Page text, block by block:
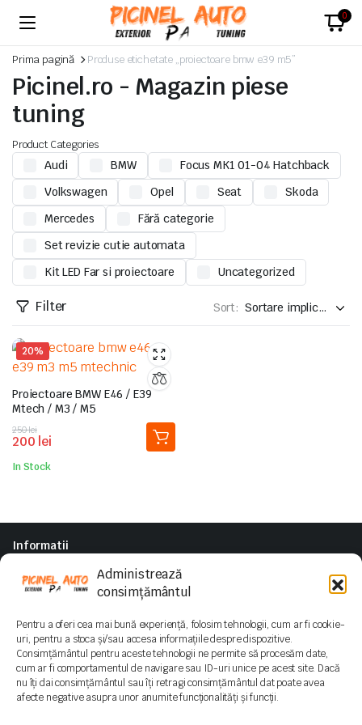
Administrează
consimțământul
Pentru a oferi cea mai bună experiență, folosim tehnologii, cum ar fi cookie-
uri, pentru a stoca și/sau accesa informațiile despre dispozitive.
Consimțământul pentru aceste tehnologii ne permite să procesăm date,
cum ar fi comportamentul de navigare sau ID-uri unice pe acest site. Dacă
nu îți dai consimțământul sau îți retragi consimțământul dat poate avea
afecte negative asupra unor anumite funcționalități și funcții.
0
Prima pagină Produse etichetate „proiectoare bmw e39 m5”
Picinel.ro - Magazin piese
tuning
Product Categories
Audi BMW
Focus MK1 01-04 Hatchback
Volkswagen
Opel Seat
Skoda
Mercedes
Fără categorie
Set revizie cutie automata
Kit LED Far si proiectoare
Uncategorized
Filter Sort:
20%
Proiectoare BMW E46 / E39
Mtech / M3 / M5
250lei
Prețul
inițial
a
fost:
200 lei
Prețul
curent
este:
200 lei.
In Stock
Informatii
Politica de Retur
Termeni si conditii
ArcuriSport.ro
NGM Turbo
Follow us: